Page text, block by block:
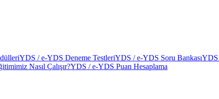
YDS / e-YDS Deneme TestleriYDS / e-YDS Soru BankasıYDS
Nasıl Çalışır?YDS / e-YDS Puan Hesaplama